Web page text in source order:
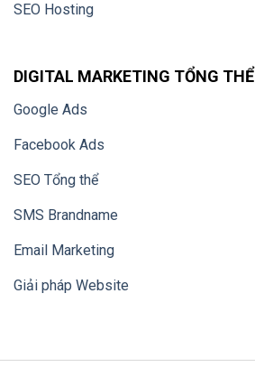
SEO Hosting
DIGITAL MARKETING TỔNG THỂ
Google Ads
Facebook Ads
SEO Tổng thể
SMS Brandname
Email Marketing
Giải pháp Website